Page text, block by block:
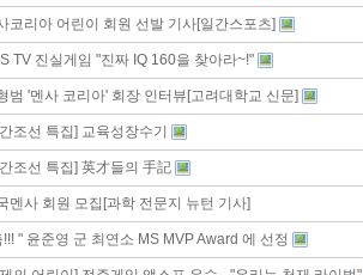
코리아 어린이 회원 선발 기사[일간스포츠]
TV 진실게임 "진짜 IQ 160을 찾아라~!"
범 '멘사 코리아' 회장 인터뷰[고려대학교 신문]
조선 특집] 교육성장수기
조선 특집] 英才들의 手記
멘사 회원 모집[과학 전문지 뉴턴 기사]
!!! " 윤준영 군 최연소 MS MVP Award 에 선정